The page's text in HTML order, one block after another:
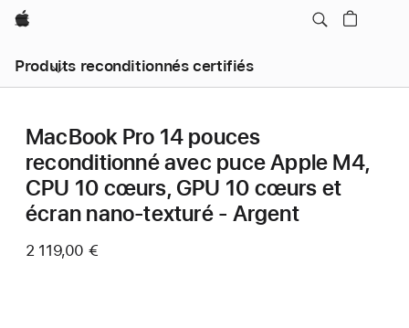
Apple
Produits reconditionnés certifiés
MacBook Pro 14 pouces
reconditionné avec puce Apple M4,
CPU 10 cœurs, GPU 10 cœurs et
écran nano-texturé - Argent
2 119,00 €